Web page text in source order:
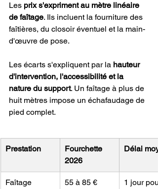
Les prix s'expriment au mètre linéaire
de faîtage. Ils incluent la fourniture des
faîtières, du closoir éventuel et la main-
d'œuvre de pose.
Les écarts s'expliquent par la hauteur
d'intervention, l'accessibilité et la
nature du support. Un faîtage à plus de
huit mètres impose un échafaudage de
pied complet.
Prestation
Fourchette
2026
Délai
Faîtage
55 à 85 €
1 jour